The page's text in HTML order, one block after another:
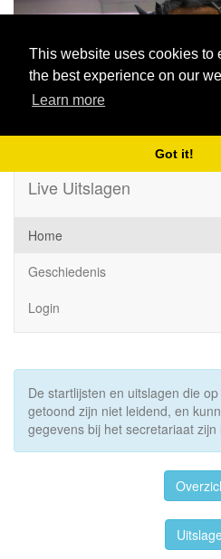
This website uses cookies to
the best experience on our
Learn more
Got it!
Previous
Live Uitslagen
Home
Geschiedenis
Login
De startlijsten en uitslagen die
getoond zijn niet leidend, en
gegevens bij het secretariaat zijn